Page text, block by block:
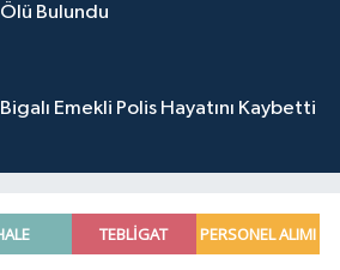
Ölü Bulundu
Bigalı Emekli Polis Hayatını Kaybetti